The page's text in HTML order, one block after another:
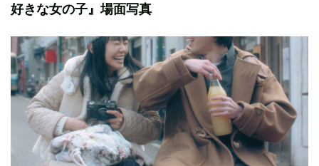
好きな女の子』場面写真